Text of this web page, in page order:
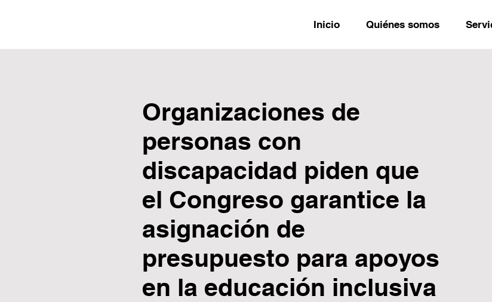
Inicio Quiénes somos
Organizaciones de
personas con
discapacidad piden que
el Congreso garantice la
asignación de
presupuesto para apoyos
en la educación inclusiva